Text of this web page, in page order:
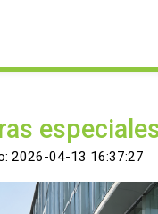
2026-04-13 16:37:27